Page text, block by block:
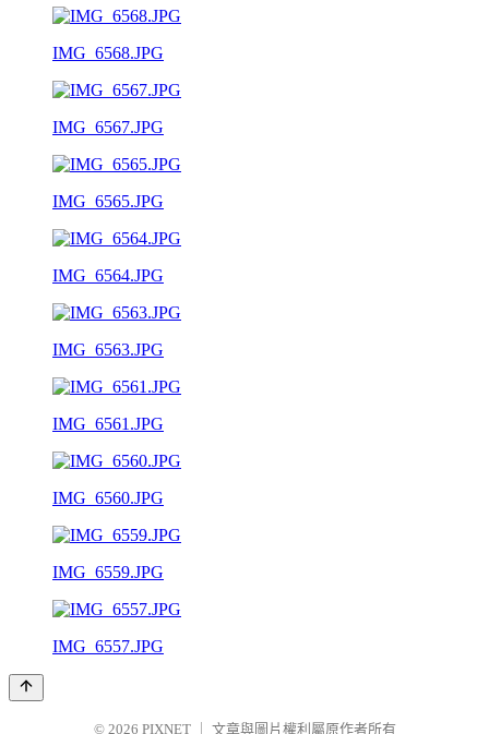
IMG_6568.JPG
IMG_6567.JPG
IMG_6565.JPG
IMG_6564.JPG
IMG_6563.JPG
IMG_6561.JPG
IMG_6560.JPG
IMG_6559.JPG
IMG_6557.JPG
© 2026 PIXNET 文章與圖片權利屬原作者所有